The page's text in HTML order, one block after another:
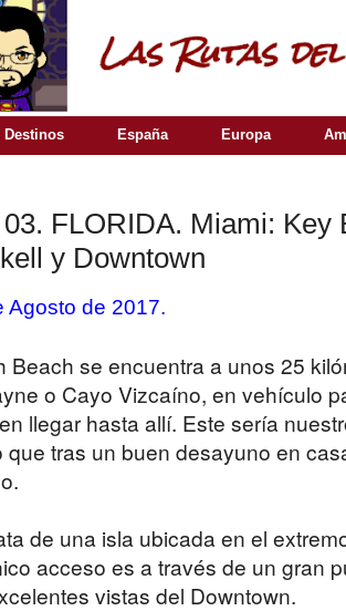
Destinos España Europa
03. FLORIDA. Miami: Key
y Downtown
Agosto de 2017.
Beach se encuentra a unos 25
o Cayo Vizcaíno, en vehículo
llegar hasta allí. Este sería
que tras un buen desayuno en
de una isla ubicada en el
acceso es a través de un gran
vistas del Downtown.